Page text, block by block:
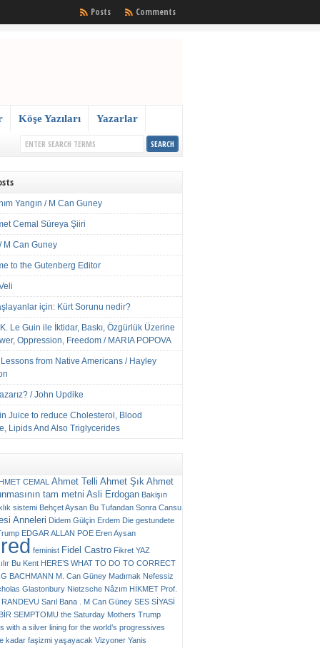
Comments
Posts
Köşe Yazıları Yazarlar
Yangın / M Can Guney
Cemal Süreya Şiiri
M Can Guney
to the Gutenberg Editor
için: Kürt Sorunu nedir?
Le Guin ile İktidar, Baskı, Özgürlük Üzerine
Oppression, Freedom / MARIA POPOVA
from Native Americans / Hayley
/ John Updike
Juice to reduce Cholesterol, Blood
Lipids And Also Triglycerides
CEMAL Ahmet Telli Ahmet Şık Ahmet
tam metni Asli Erdogan Bakişın
sistemi Behçet Aysan Bu Tufandan Sonra Cansu
Anneleri Didem Gülçin Erdem Die gestundete
EDGAR ALLAN POE Eren Aysan
feminist Fidel Castro Fikret YAZ
Bu Kent HERE’S WHAT TO DO TO CORRECT
BACHMANN M. Can Güney Madımak Nefessiz
Glastonbury Nietzsche Nâzım HİKMET Prof.
RANDEVU Sarıl Bana . M Can Güney SES SİYASİ
SEMPTOMU the Saturday Mothers Trump
with a silver lining for the world’s progressives
kadar faşizmi yaşayacak Vizyoner Yanis